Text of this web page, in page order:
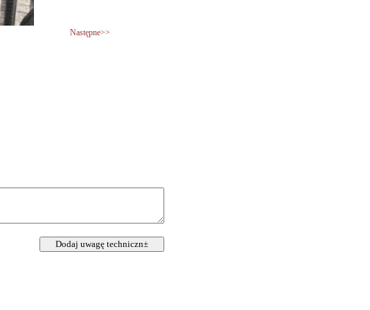
Następne>>